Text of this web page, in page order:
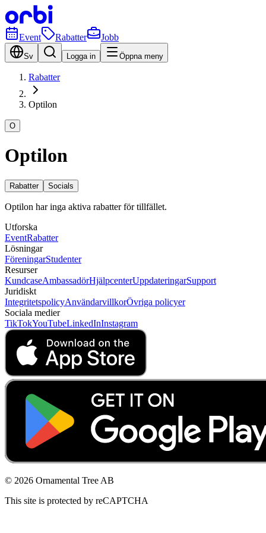
Event Rabatter Jobb
Sv Logga in Öppna meny
Rabatter
Optilon
O
Optilon
Rabatter Socials
Optilon har inga aktiva rabatter för tillfället.
Utforska
EventRabatter
Lösningar
FöreningarStudenter
Resurser
KundcaseAmbassadörHjälpcenterUppdateringarSupport
Juridiskt
IntegritetspolicyAnvändarvillkorÖvriga policyer
Sociala medier
TikTokYouTubeLinkedInInstagram
© 2026 Ornamental Tree AB
This site is protected by reCAPTCHA